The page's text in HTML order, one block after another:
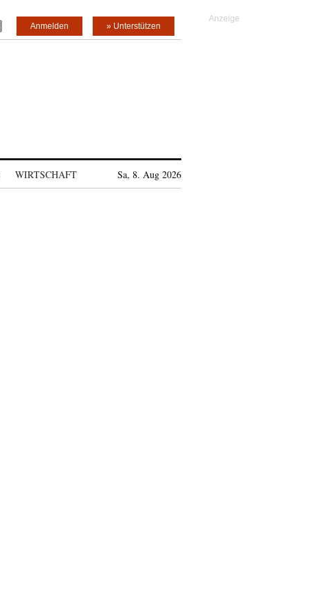
» Unterstützen
Anmelden
WIRTSCHAFT Sa, 8. Aug 2026